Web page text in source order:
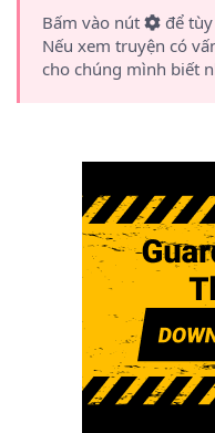
Bấm vào nút
để
Nếu xem truyện có
cho chúng mình biết